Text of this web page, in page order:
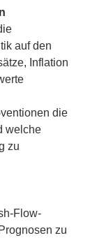
auf den
Inflation
die
welche
zu
Flow-
zu